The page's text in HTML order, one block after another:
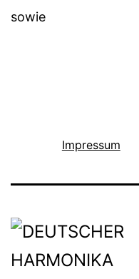
sowie
Impressum